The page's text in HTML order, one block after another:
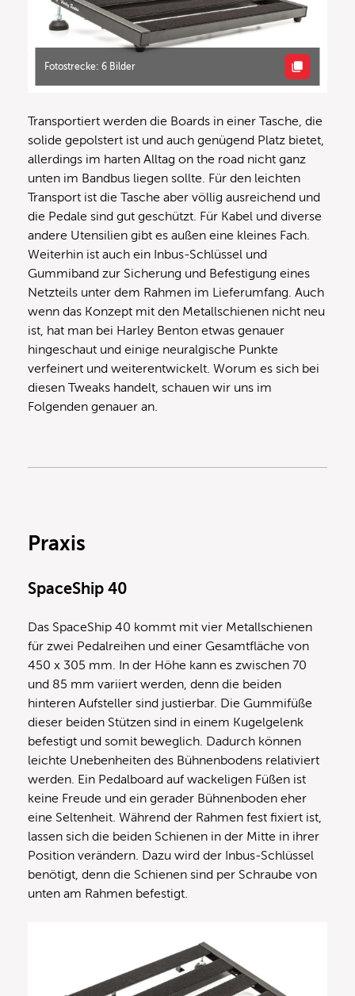
Fotostrecke: 6 Bilder
Transportiert werden die Boards in einer Tasche, die
solide gepolstert ist und auch genügend Platz bietet,
allerdings im harten Alltag on the road nicht ganz
unten im Bandbus liegen sollte. Für den leichten
Transport ist die Tasche aber völlig ausreichend und
die Pedale sind gut geschützt. Für Kabel und diverse
andere Utensilien gibt es außen eine kleines Fach.
Weiterhin ist auch ein Inbus-Schlüssel und
Gummiband zur Sicherung und Befestigung eines
Netzteils unter dem Rahmen im Lieferumfang. Auch
wenn das Konzept mit den Metallschienen nicht neu
ist, hat man bei Harley Benton etwas genauer
hingeschaut und einige neuralgische Punkte
verfeinert und weiterentwickelt. Worum es sich bei
diesen Tweaks handelt, schauen wir uns im
Folgenden genauer an.
Praxis
SpaceShip 40
Das SpaceShip 40 kommt mit vier Metallschienen
für zwei Pedalreihen und einer Gesamtfläche von
450 x 305 mm. In der Höhe kann es zwischen 70
und 85 mm variiert werden, denn die beiden
hinteren Aufsteller sind justierbar. Die Gummifüße
dieser beiden Stützen sind in einem Kugelgelenk
befestigt und somit beweglich. Dadurch können
leichte Unebenheiten des Bühnenbodens relativiert
werden. Ein Pedalboard auf wackeligen Füßen ist
keine Freude und ein gerader Bühnenboden eher
eine Seltenheit. Während der Rahmen fest fixiert ist,
lassen sich die beiden Schienen in der Mitte in ihrer
Position verändern. Dazu wird der Inbus-Schlüssel
benötigt, denn die Schienen sind per Schraube von
unten am Rahmen befestigt.